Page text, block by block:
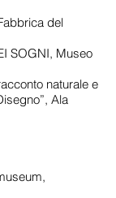
del
SOGNI, Museo
naturale e
Ala